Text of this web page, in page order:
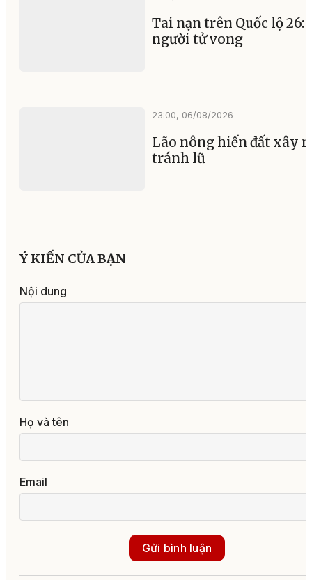
Tai nạn trên Quốc lộ 26:
người tử vong
23:00, 06/08/2026
Lão nông hiến đất xây
tránh lũ
Ý KIẾN CỦA BẠN
Nội dung
Họ và tên
Email
Gửi bình luận